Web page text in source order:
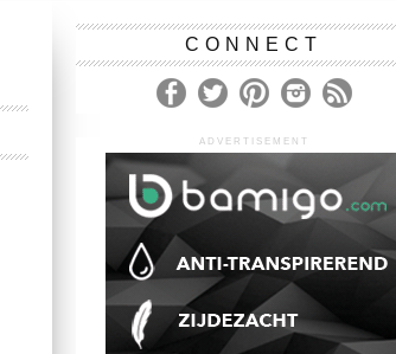
CONNECT
ADVERTISEMENT